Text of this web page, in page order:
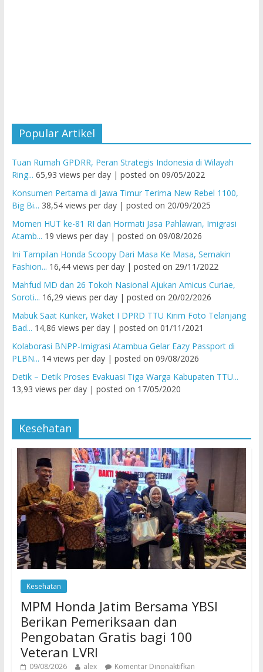
Popular Artikel
Tuan Rumah GPDRR, Peran Strategis Indonesia di Wilayah
Ring... 65,93 views per day| posted on 09/05/2022
Konsumen Pertama di Jawa Timur Terima New Rebel 1100,
Big Bi... 38,54 views per day| posted on 20/09/2025
Momen HUT ke-81 RI dan Hormati Jasa Pahlawan, Imigrasi
Atamb... 19 views per day| posted on 09/08/2026
Ini Tampilan Honda Scoopy Dari Masa Ke Masa, Semakin
Fashion... 16,44 views per day| posted on 29/11/2022
Mahfud MD dan 26 Tokoh Nasional Ajukan Amicus Curiae,
Soroti... 16,29 views per day| posted on 20/02/2026
Mabuk Saat Kunker, Waket I DPRD TTU Kirim Foto Telanjang
Bad... 14,86 views per day| posted on 01/11/2021
Kolaborasi BNPP-Imigrasi Atambua Gelar Eazy Passport di
PLBN... 14 views per day| posted on 09/08/2026
Detik – Detik Proses Evakuasi Tiga Warga Kabupaten TTU...
13,93 views per day| posted on 17/05/2020
Kesehatan
Kesehatan
MPM Honda Jatim Bersama YBSI
Berikan Pemeriksaan dan
Pengobatan Gratis bagi 100
Veteran LVRI
09/08/2026 alex Komentar Dinonaktifkan